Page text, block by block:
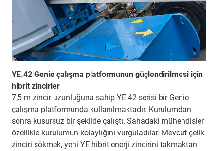
YE.42 Genie çalışma platformunun güçlendirilmesi için
hibrit zincirler
7,5 m zincir uzunluğuna sahip YE.42 serisi bir Genie
çalışma platformunda kullanılmaktadır. Kurulumdan
sonra kusursuz bir şekilde çalıştı. Sahadaki mühendisler
özellikle kurulumun kolaylığını vurguladılar. Mevcut çelik
zinciri sökmek, yeni YE hibrit enerji zincirini takmaktan